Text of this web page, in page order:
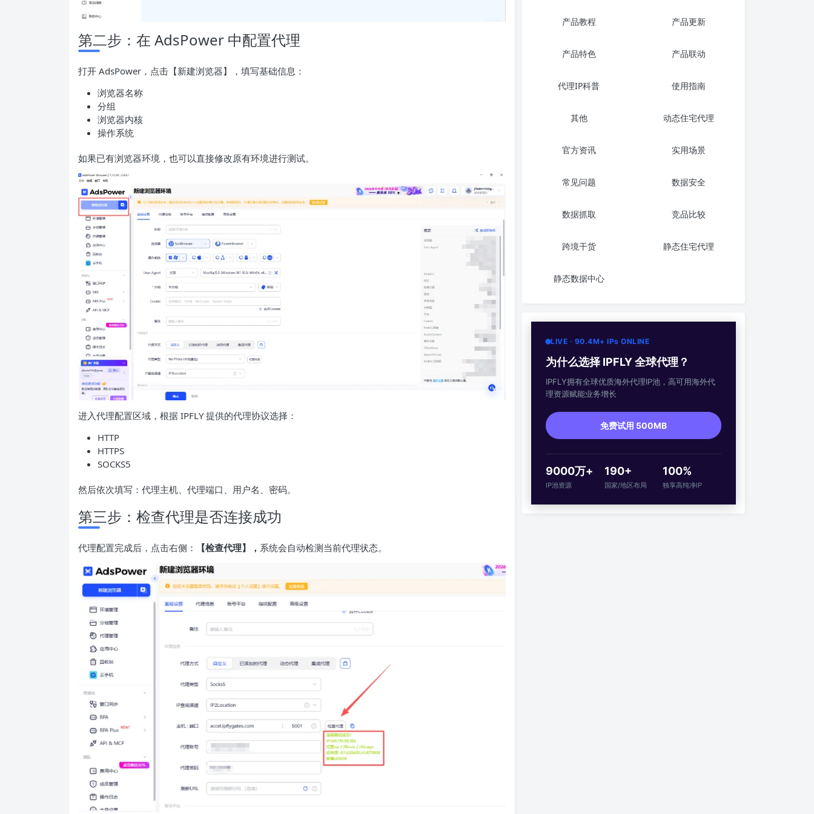
第二步：在 AdsPower 中配置代理
打开 AdsPower，点击【新建浏览器】，填写基础信息：
浏览器名称
分组
浏览器内核
操作系统
如果已有浏览器环境，也可以直接修改原有环境进行测试。
进入代理配置区域，根据 IPFLY 提供的代理协议选择：
HTTP
HTTPS
SOCKS5
然后依次填写：代理主机、代理端口、用户名、密码。
第三步：检查代理是否连接成功
代理配置完成后，点击右侧： 【检查代理】 ， 系统会自动检测当前代理状态。
产品教程 产品更新
产品特色 产品联动
代理IP科普 使用指南
其他 动态住宅代理
官方资讯 实用场景
常见问题 数据安全
数据抓取 竞品比较
跨境干货 静态住宅代理
静态数据中心
LIVE · 90.4M+ IPs ONLINE
为什么选择 IPFLY 全球代理？
IPFLY拥有全球优质海外代理IP池，高可用海外代
理资源赋能业务增长
免费试用 500MB
9000万+
IP池资源
190+
国家/地区布局
100%
独享高纯净IP